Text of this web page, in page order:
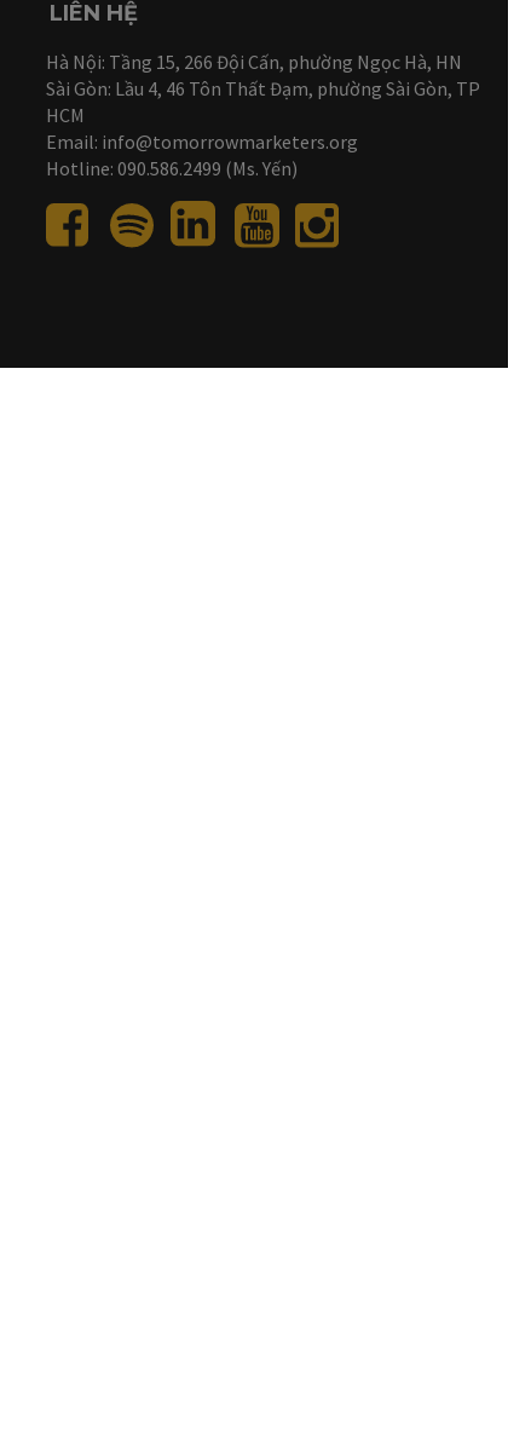
Hà Nội: Tầng 15, 266 Đội Cấn, phường Ngọc Hà, HN
Sài Gòn: Lầu 4, 46 Tôn Thất Đạm, phường Sài Gòn, TP
HCM
Email: info@tomorrowmarketers.org
Hotline: 090.586.2499 (Ms. Yến)
LIÊN HỆ